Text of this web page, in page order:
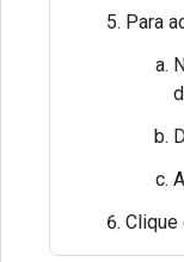
Para
Clique